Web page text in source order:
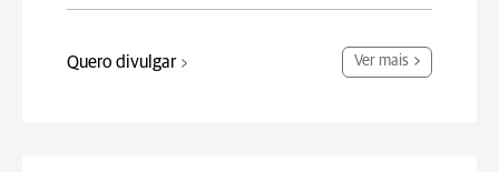
Quero divulgar Ver mais